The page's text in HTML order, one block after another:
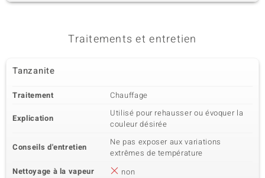
Traitements et entretien
Tanzanite
Traitement Chauffage
Explication
Utilisé pour rehausser ou évoquer la
couleur désirée
Conseils d'entretien
Ne pas exposer aux variations
extrêmes de température
Nettoyage à la vapeur
non